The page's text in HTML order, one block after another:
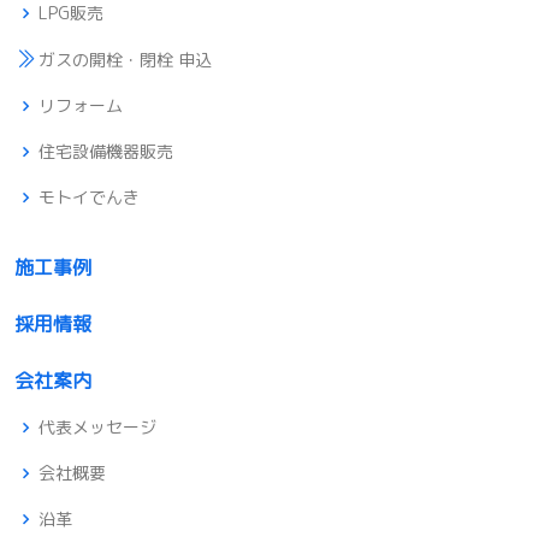
LPG販売
ガスの開栓・閉栓 申込
リフォーム
住宅設備機器販売
モトイでんき
施工事例
採用情報
会社案内
代表メッセージ
会社概要
沿革